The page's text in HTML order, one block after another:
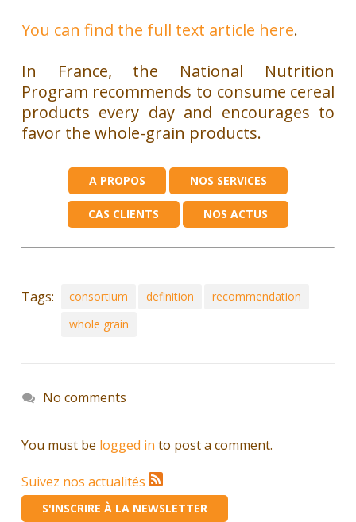
You can find the full text article here.
In France, the National Nutrition
Program recommends to consume cereal
products every day and encourages to
favor the whole-grain products.
A PROPOS NOS SERVICES
CAS CLIENTS NOS ACTUS
Tags: consortium definition
recommendation
whole grain
No comments
You must be logged in to post a comment.
Suivez nos actualités
S'INSCRIRE À LA NEWSLETTER